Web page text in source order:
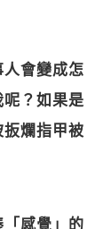
會變成怎
？如果是
爛指甲被
感覺」的